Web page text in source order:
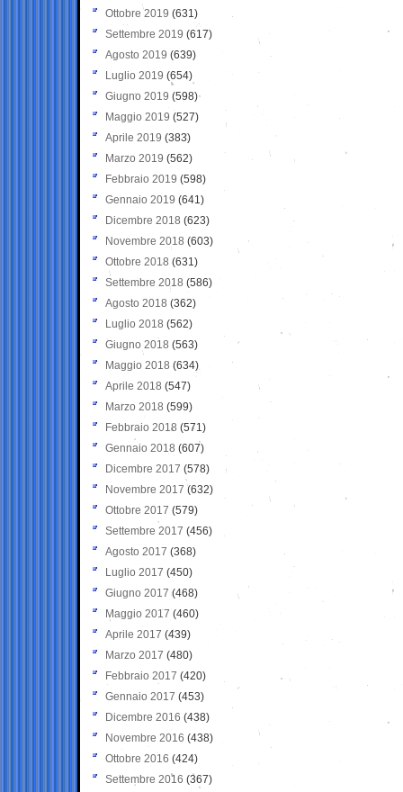
Ottobre 2019 (631)
Settembre 2019 (617)
Agosto 2019 (639)
Luglio 2019 (654)
Giugno 2019 (598)
Maggio 2019 (527)
Aprile 2019 (383)
Marzo 2019 (562)
Febbraio 2019 (598)
Gennaio 2019 (641)
Dicembre 2018 (623)
Novembre 2018 (603)
Ottobre 2018 (631)
Settembre 2018 (586)
Agosto 2018 (362)
Luglio 2018 (562)
Giugno 2018 (563)
Maggio 2018 (634)
Aprile 2018 (547)
Marzo 2018 (599)
Febbraio 2018 (571)
Gennaio 2018 (607)
Dicembre 2017 (578)
Novembre 2017 (632)
Ottobre 2017 (579)
Settembre 2017 (456)
Agosto 2017 (368)
Luglio 2017 (450)
Giugno 2017 (468)
Maggio 2017 (460)
Aprile 2017 (439)
Marzo 2017 (480)
Febbraio 2017 (420)
Gennaio 2017 (453)
Dicembre 2016 (438)
Novembre 2016 (438)
Ottobre 2016 (424)
Settembre 2016 (367)